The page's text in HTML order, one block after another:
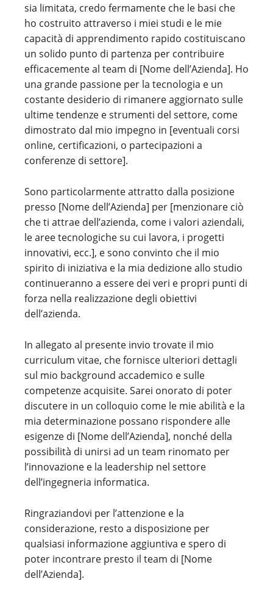
sia limitata, credo fermamente che le basi che
ho costruito attraverso i miei studi e le mie
capacità di apprendimento rapido costituiscano
un solido punto di partenza per contribuire
efficacemente al team di [Nome dell’Azienda]. Ho
una grande passione per la tecnologia e un
costante desiderio di rimanere aggiornato sulle
ultime tendenze e strumenti del settore, come
dimostrato dal mio impegno in [eventuali corsi
online, certificazioni, o partecipazioni a
conferenze di settore].
Sono particolarmente attratto dalla posizione
presso [Nome dell’Azienda] per [menzionare ciò
che ti attrae dell’azienda, come i valori aziendali,
le aree tecnologiche su cui lavora, i progetti
innovativi, ecc.], e sono convinto che il mio
spirito di iniziativa e la mia dedizione allo studio
continueranno a essere dei veri e propri punti di
forza nella realizzazione degli obiettivi
dell’azienda.
In allegato al presente invio trovate il mio
curriculum vitae, che fornisce ulteriori dettagli
sul mio background accademico e sulle
competenze acquisite. Sarei onorato di poter
discutere in un colloquio come le mie abilità e la
mia determinazione possano rispondere alle
esigenze di [Nome dell’Azienda], nonché della
possibilità di unirsi ad un team rinomato per
l’innovazione e la leadership nel settore
dell’ingegneria informatica.
Ringraziandovi per l’attenzione e la
considerazione, resto a disposizione per
qualsiasi informazione aggiuntiva e spero di
poter incontrare presto il team di [Nome
dell’Azienda].